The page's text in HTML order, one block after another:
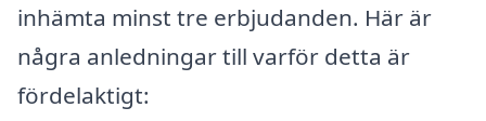
inhämta minst tre erbjudanden. Här är
några anledningar till varför detta är
fördelaktigt: